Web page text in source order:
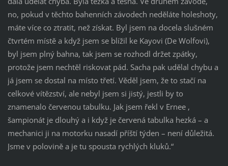
no, pokud v těchto bahenních závodech neděláte holeshoty,
máte více co ztratit, než získat. Byl jsem na docela slušném
čtvrtém místě a když jsem se blížil ke Kayovi (De Wolfovi),
byl jsem plný bahna, tak jsem se rozhodl držet zpátky,
protože jsem nechtěl riskovat pád. Sacha pak udělal chybu a
já jsem se dostal na místo třetí. Věděl jsem, že to stačí na
celkové vítězství, ale nebyl jsem si jistý, jestli by to
znamenalo červenou tabulku. Jak jsem řekl v Ernee ,
šampionát je dlouhý a i když je červená tabulka hezká – a
mechanici ji na motorku nasadí příští týden – není důležitá.
Jsme v polovině a je tu spousta rychlých kluků.“